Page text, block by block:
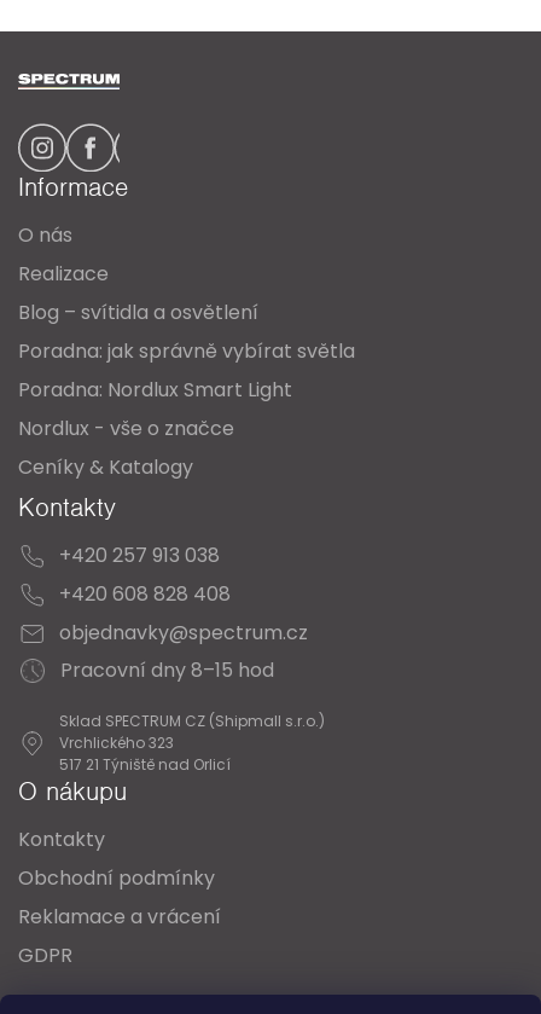
Informace
O nás
Realizace
Blog – svítidla a osvětlení
Poradna: jak správně vybírat světla
Poradna: Nordlux Smart Light
Nordlux - vše o značce
Ceníky & Katalogy
Kontakty
+420 257 913 038
+420 608 828 408
objednavky@spectrum.cz
Pracovní dny 8–15 hod
Sklad SPECTRUM CZ (Shipmall s.r.o.)
Vrchlického 323
517 21 Týniště nad Orlicí
O nákupu
Kontakty
Obchodní podmínky
Reklamace a vrácení
GDPR